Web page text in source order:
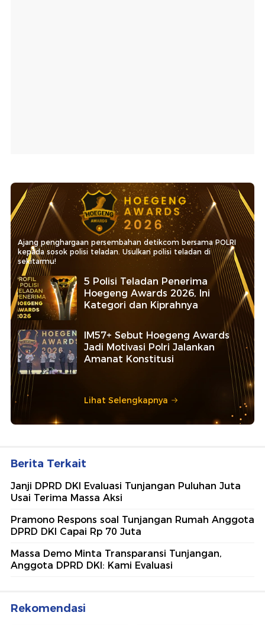
Ajang penghargaan persembahan detikcom bersama POLRI
kepada sosok polisi teladan. Usulkan polisi teladan di
sekitarmu!
5 Polisi Teladan Penerima
Hoegeng Awards 2026, Ini
Kategori dan Kiprahnya
IM57+ Sebut Hoegeng Awards
Jadi Motivasi Polri Jalankan
Amanat Konstitusi
Lihat Selengkapnya
Berita Terkait
Janji DPRD DKI Evaluasi Tunjangan Puluhan Juta
Usai Terima Massa Aksi
Pramono Respons soal Tunjangan Rumah Anggota
DPRD DKI Capai Rp 70 Juta
Massa Demo Minta Transparansi Tunjangan,
Anggota DPRD DKI: Kami Evaluasi
Rekomendasi